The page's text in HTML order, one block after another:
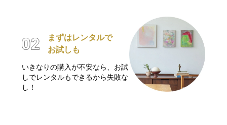
まずはレンタルで
お試しも
いきなりの購入が不安なら、お試
しでレンタルもできるから失敗な
し！